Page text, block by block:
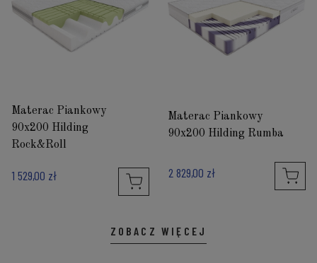
Materac Piankowy
90x200 Hilding
Rock&Roll
1 529,00 zł
Materac Piankowy
90x200 Hilding Rumba
2 829,00 zł
ZOBACZ WIĘCEJ